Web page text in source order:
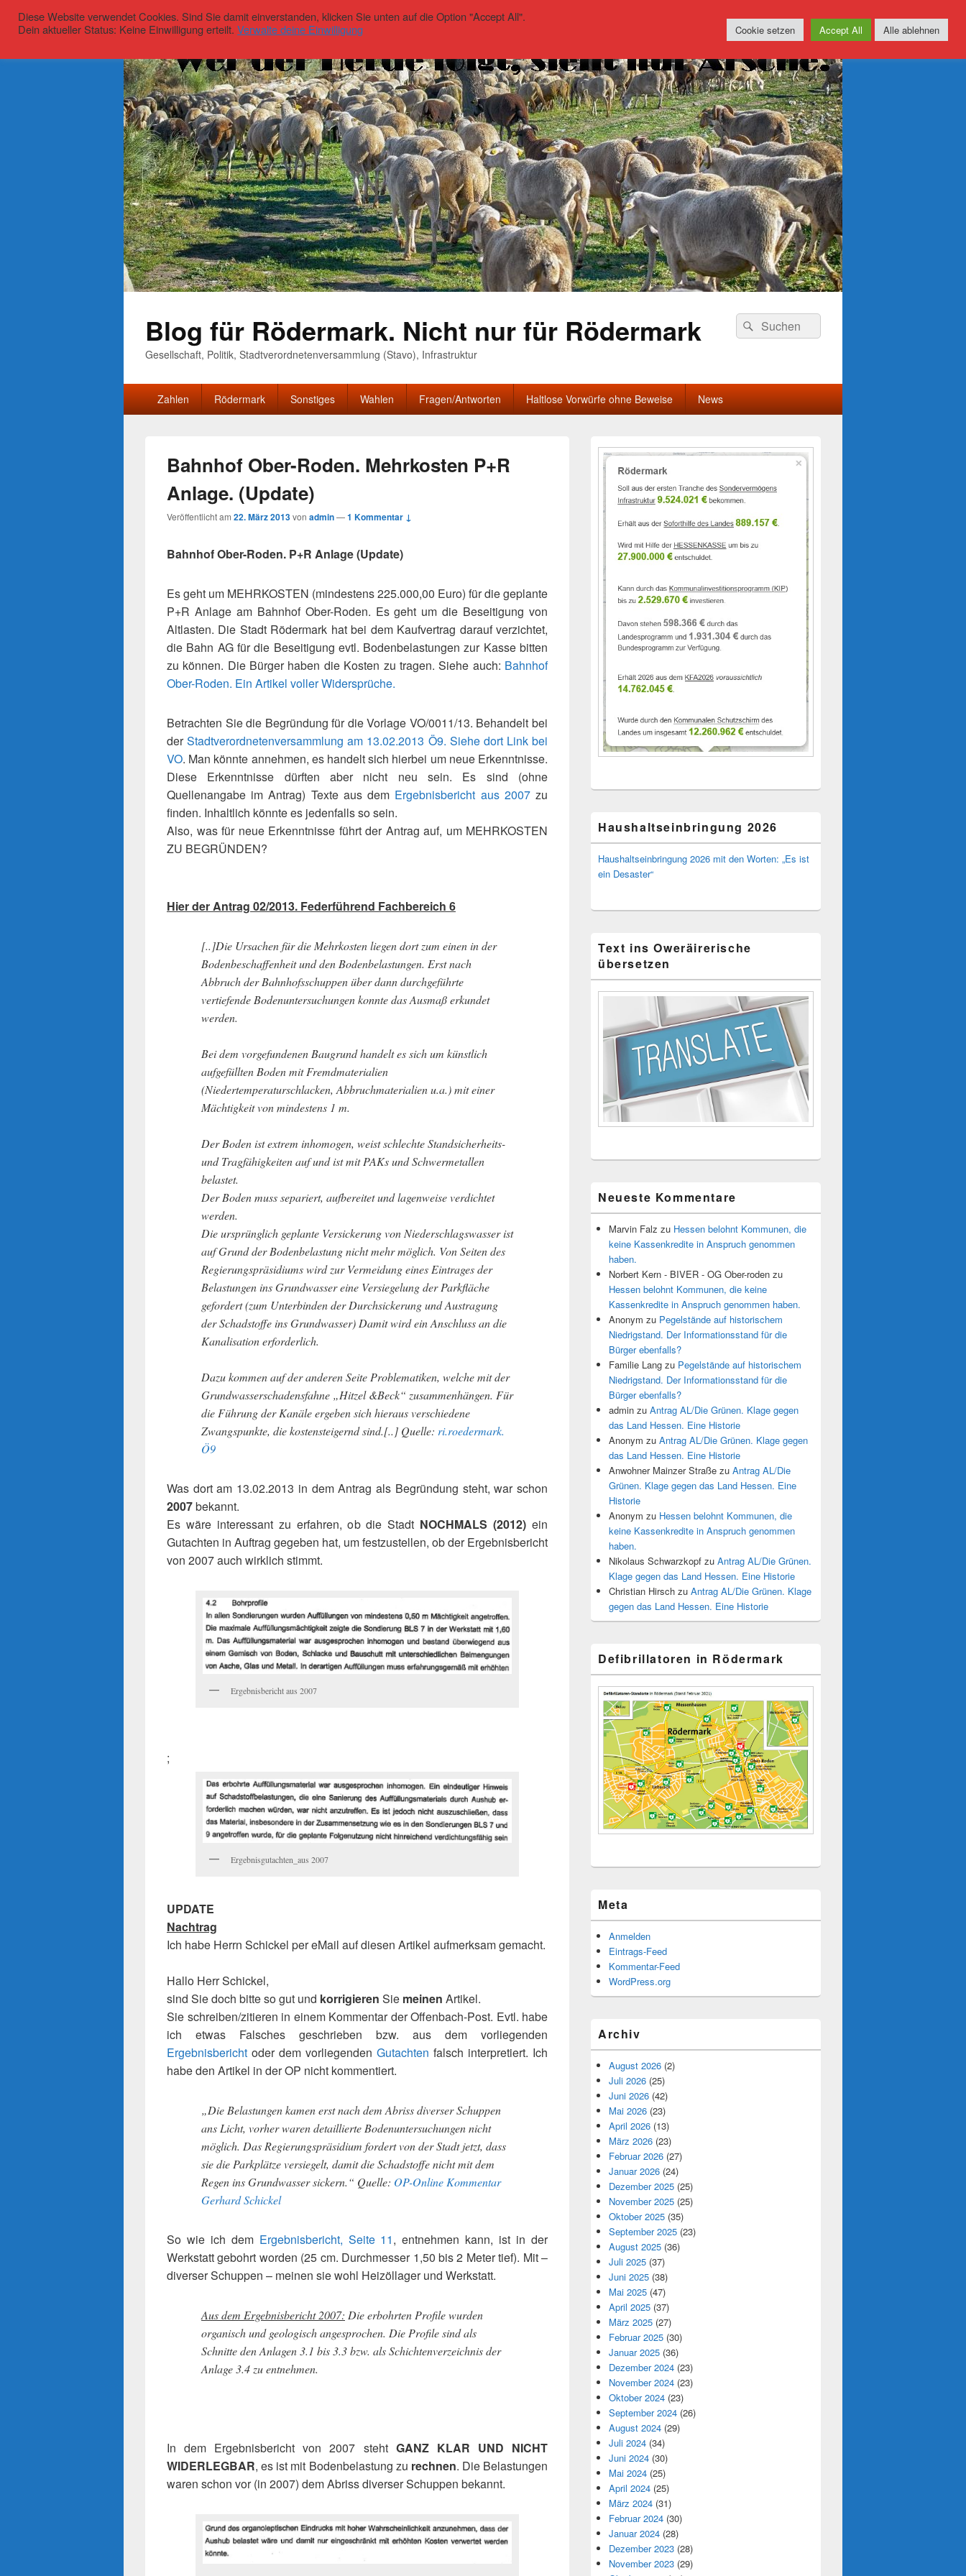
Blog für Rödermark. Nicht nur für Rödermark
Gesellschaft, Politik, Stadtverordnetenversammlung (Stavo), Infrastruktur
Suchen
nach:
Suchen
Primäres
Menü Zahlen Rödermark Sonstiges Wahlen Fragen/Antworten Haltlose Vorwürfe ohne Beweise News
Bahnhof Ober-Roden. Mehrkosten P+R
Anlage. (Update)
Veröffentlicht am 22. März 2013von admin—1 Kommentar ↓
Bahnhof Ober-Roden. P+R Anlage (Update)
Es geht um MEHRKOSTEN (mindestens 225.000,00 Euro) für die geplante
P+R Anlage am Bahnhof Ober-Roden. Es geht um die Beseitigung von
Altlasten. Die Stadt Rödermark hat bei dem Kaufvertrag darauf verzichtet,
die Bahn AG für die Beseitigung evtl. Bodenbelastungen zur Kasse bitten
zu können. Die Bürger haben die Kosten zu tragen. Siehe auch: Bahnhof
Ober-Roden. Ein Artikel voller Widersprüche.
Betrachten Sie die Begründung für die Vorlage VO/0011/13. Behandelt bei
derStadtverordnetenversammlung am 13.02.2013 Ö9. Siehe dort Link bei
VO. Man könnte annehmen, es handelt sich hierbei um neue Erkenntnisse.
Diese Erkenntnisse dürften aber nicht neu sein. Es sind (ohne
Quellenangabe im Antrag) Texte aus dem Ergebnisbericht aus 2007zu
finden. Inhaltlich könnte es jedenfalls so sein.
Also, was für neue Erkenntnisse führt der Antrag auf, um MEHRKOSTEN
ZU BEGRÜNDEN?
Hier der Antrag 02/2013. Federführend Fachbereich 6
[..]Die Ursachen für die Mehrkosten liegen dort zum einen in der
Bodenbeschaffenheit und den Bodenbelastungen. Erst nach
Abbruch der Bahnhofsschuppen über dann durchgeführte
vertiefende Bodenuntersuchungen konnte das Ausmaß erkundet
werden.
Bei dem vorgefundenen Baugrund handelt es sich um künstlich
aufgefüllten Boden mit Fremdmaterialien
(Niedertemperaturschlacken, Abbruchmaterialien u.a.) mit einer
Mächtigkeit von mindestens 1 m.
Der Boden ist extrem inhomogen, weist schlechte Standsicherheits-
und Tragfähigkeiten auf und ist mit PAKs und Schwermetallen
belastet.
Der Boden muss separiert, aufbereitet und lagenweise verdichtet
werden.
Die ursprünglich geplante Versickerung von Niederschlagswasser ist
auf Grund der Bodenbelastung nicht mehr möglich. Von Seiten des
Regierungspräsidiums wird zur Vermeidung eines Eintrages der
Belastungen ins Grundwasser eine Versiegelung der Parkfläche
gefordert (zum Unterbinden der Durchsickerung und Austragung
der Schadstoffe ins Grundwasser) Damit wird ein Anschluss an die
Kanalisation erforderlich.
Dazu kommen auf der anderen Seite Problematiken, welche mit der
Grundwasserschadensfahne „Hitzel &Beck“ zusammenhängen. Für
die Führung der Kanäle ergeben sich hieraus verschiedene
Zwangspunkte, die kostensteigernd sind.[..] Quelle: ri.roedermark.
Ö9
Was dort am 13.02.2013 in dem Antrag als Begründung steht, war schon
2007bekannt.
Es wäre interessant zu erfahren, ob die Stadt NOCHMALS (2012)ein
Gutachten in Auftrag gegeben hat, um festzustellen, ob der Ergebnisbericht
von 2007 auch wirklich stimmt.
Ergebnisbericht aus 2007
;
Ergebnisgutachten_aus 2007
UPDATE
Nachtrag
Ich habe Herrn Schickel per eMail auf diesen Artikel aufmerksam gemacht.
Hallo Herr Schickel,
sind Sie doch bitte so gut und korrigieren Sie meinen Artikel.
Sie schreiben/zitieren in einem Kommentar der Offenbach-Post. Evtl. habe
ich etwas Falsches geschrieben bzw. aus dem vorliegenden
Ergebnisbericht oder dem vorliegenden Gutachten falsch interpretiert. Ich
habe den Artikel in der OP nicht kommentiert.
„Die Belastungen kamen erst nach dem Abriss diverser Schuppen
ans Licht, vorher waren detaillierte Bodenuntersuchungen nicht
möglich. Das Regierungspräsidium fordert von der Stadt jetzt, dass
sie die Parkplätze versiegelt, damit die Schadstoffe nicht mit dem
Regen ins Grundwasser sickern.“ Quelle: OP-Online Kommentar
Gerhard Schickel
So wie ich dem Ergebnisbericht, Seite 11, entnehmen kann, ist in der
Werkstatt gebohrt worden (25 cm. Durchmesser 1,50 bis 2 Meter tief). Mit –
diverser Schuppen – meinen sie wohl Heizöllager und Werkstatt.
Aus dem Ergebnisbericht 2007: Die erbohrten Profile wurden
organisch und geologisch angesprochen. Die Profile sind als
Schnitte den Anlagen 3.1 bis 3.3 bzw. als Schichtenverzeichnis der
Anlage 3.4 zu entnehmen.
In dem Ergebnisbericht von 2007 steht GANZ KLAR UND NICHT
WIDERLEGBAR, es ist mit Bodenbelastung zu rechnen. Die Belastungen
waren schon vor (in 2007) dem Abriss diverser Schuppen bekannt.
Seitenleisten-
Widgetbereich
Haushaltseinbringung 2026
Haushaltseinbringung 2026 mit den Worten: „Es ist
ein Desaster“
Text ins Oweräirerische
übersetzen
Neueste Kommentare
Marvin Falz zu Hessen belohnt Kommunen, die
keine Kassenkredite in Anspruch genommen
haben.
Norbert Kern - BIVER - OG Ober-roden zu
Hessen belohnt Kommunen, die keine
Kassenkredite in Anspruch genommen haben.
Anonym zu Pegelstände auf historischem
Niedrigstand. Der Informationsstand für die
Bürger ebenfalls?
Familie Lang zu Pegelstände auf historischem
Niedrigstand. Der Informationsstand für die
Bürger ebenfalls?
admin zu Antrag AL/Die Grünen. Klage gegen
das Land Hessen. Eine Historie
Anonym zu Antrag AL/Die Grünen. Klage gegen
das Land Hessen. Eine Historie
Anwohner Mainzer Straße zu Antrag AL/Die
Grünen. Klage gegen das Land Hessen. Eine
Historie
Anonym zu Hessen belohnt Kommunen, die
keine Kassenkredite in Anspruch genommen
haben.
Nikolaus Schwarzkopf zu Antrag AL/Die Grünen.
Klage gegen das Land Hessen. Eine Historie
Christian Hirsch zu Antrag AL/Die Grünen. Klage
gegen das Land Hessen. Eine Historie
Defibrillatoren in Rödermark
Meta
Anmelden
Eintrags-Feed
Kommentar-Feed
WordPress.org
Archiv
August 2026 (2)
Juli 2026 (25)
Juni 2026 (42)
Mai 2026 (23)
April 2026 (13)
März 2026 (23)
Februar 2026 (27)
Januar 2026 (24)
Dezember 2025 (25)
November 2025 (25)
Oktober 2025 (35)
September 2025 (23)
August 2025 (36)
Juli 2025 (37)
Juni 2025 (38)
Mai 2025 (47)
April 2025 (37)
März 2025 (27)
Februar 2025 (30)
Januar 2025 (36)
Dezember 2024 (23)
November 2024 (23)
Oktober 2024 (23)
September 2024 (26)
August 2024 (29)
Juli 2024 (34)
Juni 2024 (30)
Mai 2024 (25)
April 2024 (25)
März 2024 (31)
Februar 2024 (30)
Januar 2024 (28)
Dezember 2023 (28)
November 2023 (29)
Diese Website verwendet Cookies. Sind Sie damit einverstanden, klicken Sie unten auf die Option "Accept All".
Dein aktueller Status: Keine Einwilligung erteilt. Verwalte deine Einwilligung Cookie setzen Accept All Alle ablehnen